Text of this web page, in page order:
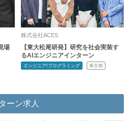
場
株式会社ACES
【東大松尾研発】研究を社会実装す
るAIエンジニアインターン
エンジニア/プログラミング 東京都
ーン求人